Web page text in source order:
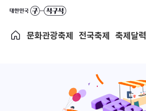
문화관광축제 전국축제 축제달력